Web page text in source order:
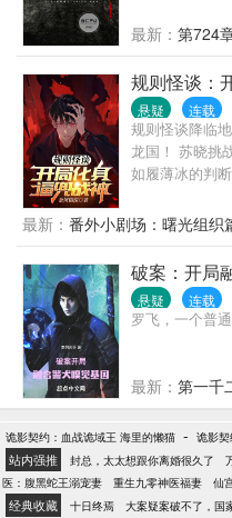
最新： 第724
规则怪谈：
悬疑 连载
规则怪谈降临
龙国！ 苏晓挑
如履薄冰的判
最新： 番外小剧场：曙光组织
破案：开局
悬疑 连载
罗飞，一个普
最新： 第一千
诡影契约：血战诡域王 海里的懒猫 - 诡影
站内强推 封总，太太想跟你离婚很久了
医：腹黑蛇王溺宠妻
重生九零神医福妻 仙
经典收藏 十日终焉 大案疑案破不了，国